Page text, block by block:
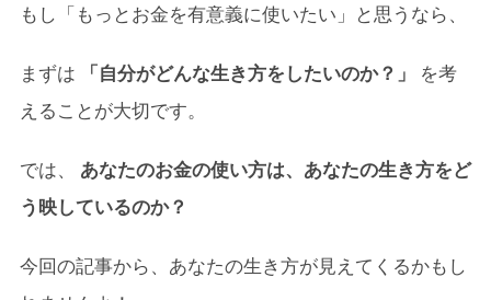
もし「もっとお金を有意義に使いたい」と思うなら、
まずは 「自分がどんな生き方をしたいのか？」
を考
えることが大切です。
では、 あなたのお金の使い方は、あなたの生き方をど
う映しているのか？
今回の記事から、あなたの生き方が見えてくるかもし